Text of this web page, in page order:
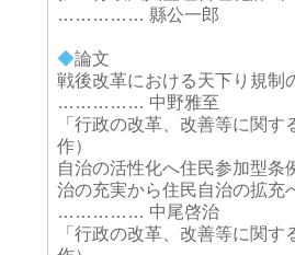
…………… 縣公一郎
◆論文
戦後改革における天下り規制
…………… 中野雅至
「行政の改革、改善等に関
作）
自治の活性化へ住民参加型
治の充実から住民自治の拡充
…………… 中尾啓治
「行政の改革、改善等に関